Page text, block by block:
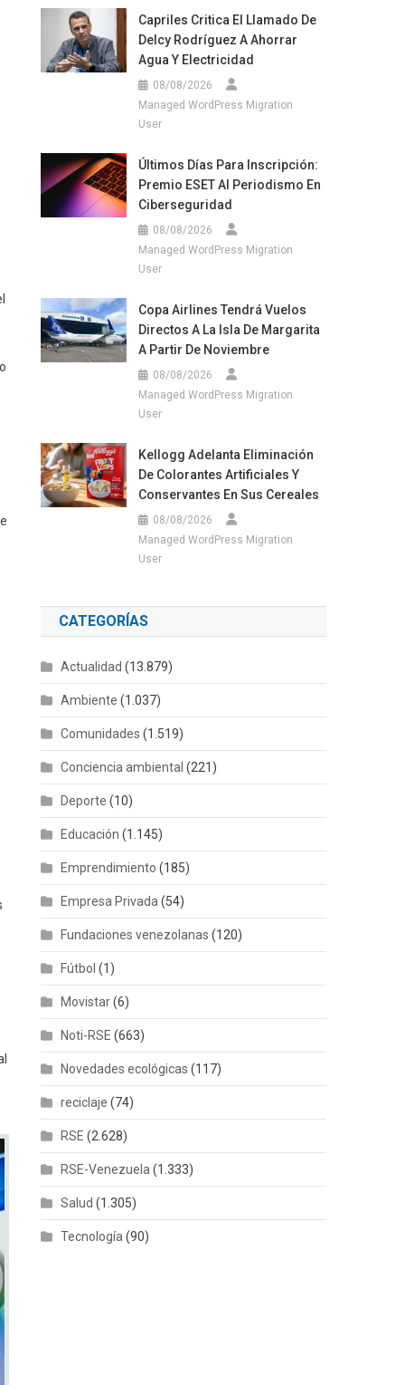
Capriles Critica El Llamado De
Delcy Rodríguez A Ahorrar
Agua Y Electricidad
08/08/2026
Managed WordPress Migration
User
Últimos Días Para Inscripción:
Premio ESET Al Periodismo En
Ciberseguridad
08/08/2026
Managed WordPress Migration
User
Copa Airlines Tendrá Vuelos
Directos A La Isla De Margarita
A Partir De Noviembre
08/08/2026
Managed WordPress Migration
User
Kellogg Adelanta Eliminación
De Colorantes Artificiales Y
Conservantes En Sus Cereales
08/08/2026
Managed WordPress Migration
User
CATEGORÍAS
Actualidad (13.879)
Ambiente (1.037)
Comunidades (1.519)
Conciencia ambiental (221)
Deporte (10)
Educación (1.145)
Emprendimiento (185)
Empresa Privada (54)
Fundaciones venezolanas (120)
Fútbol (1)
Movistar(6)
Noti-RSE (663)
Novedades ecológicas (117)
reciclaje (74)
RSE (2.628)
RSE-Venezuela (1.333)
Salud (1.305)
Tecnología (90)